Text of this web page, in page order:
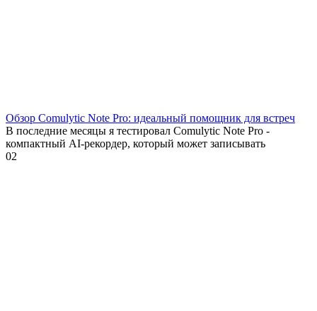
Обзор Comulytic Note Pro: идеальный помощник для встреч
В последние месяцы я тестировал Comulytic Note Pro -
компактный AI-рекордер, который может записывать
02